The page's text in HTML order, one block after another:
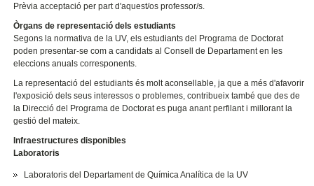
Prèvia acceptació per part d'aquest/os professor/s.
Òrgans de representació dels estudiants
Segons la normativa de la UV, els estudiants del Programa de Doctorat
poden presentar-se com a candidats al Consell de Departament en les
eleccions anuals corresponents.
La representació del estudiants és molt aconsellable, ja que a més d'afavorir
l'exposició dels seus interessos o problemes, contribueix també que des de
la Direcció del Programa de Doctorat es puga anant perfilant i millorant la
gestió del mateix.
Infraestructures disponibles
Laboratoris
Laboratoris del Departament de Química Analítica de la UV